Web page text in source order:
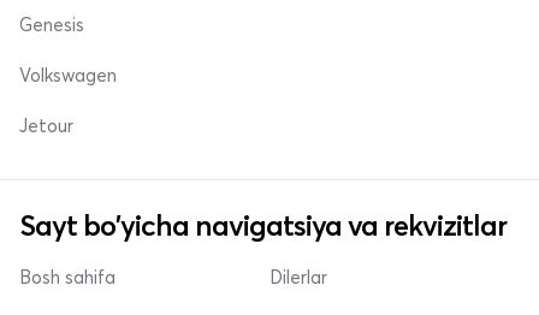
Genesis
Volkswagen
Jetour
Sayt bo'yicha navigatsiya va rekvizitlar
Bosh sahifa Dilerlar